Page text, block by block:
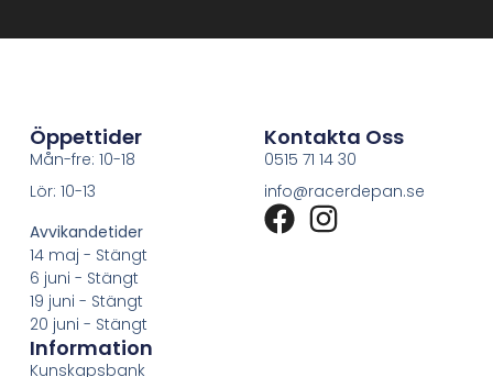
Öppettider
Mån-fre: 10-18
Lör: 10-13
Avvikandetider
14 maj - Stängt
6 juni - Stängt
19 juni - Stängt
20 juni - Stängt
Kontakta Oss
0515 71 14 30
info@racerdepan.se
Information
Kunskapsbank